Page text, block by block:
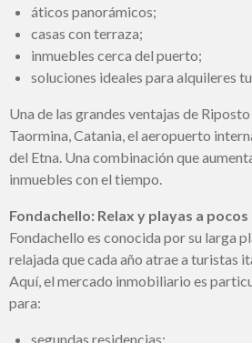
áticos panorámicos;
casas con terraza;
inmuebles cerca del puerto;
soluciones ideales para alquileres
Una de las grandes ventajas de Riposto
Taormina, Catania, el aeropuerto
del Etna. Una combinación que
inmuebles con el tiempo.
Fondachello: Relax y playas a pocos
Fondachello es conocida por su larga
relajada que cada año atrae a turistas
Aquí, el mercado inmobiliario es
para:
segundas residencias;